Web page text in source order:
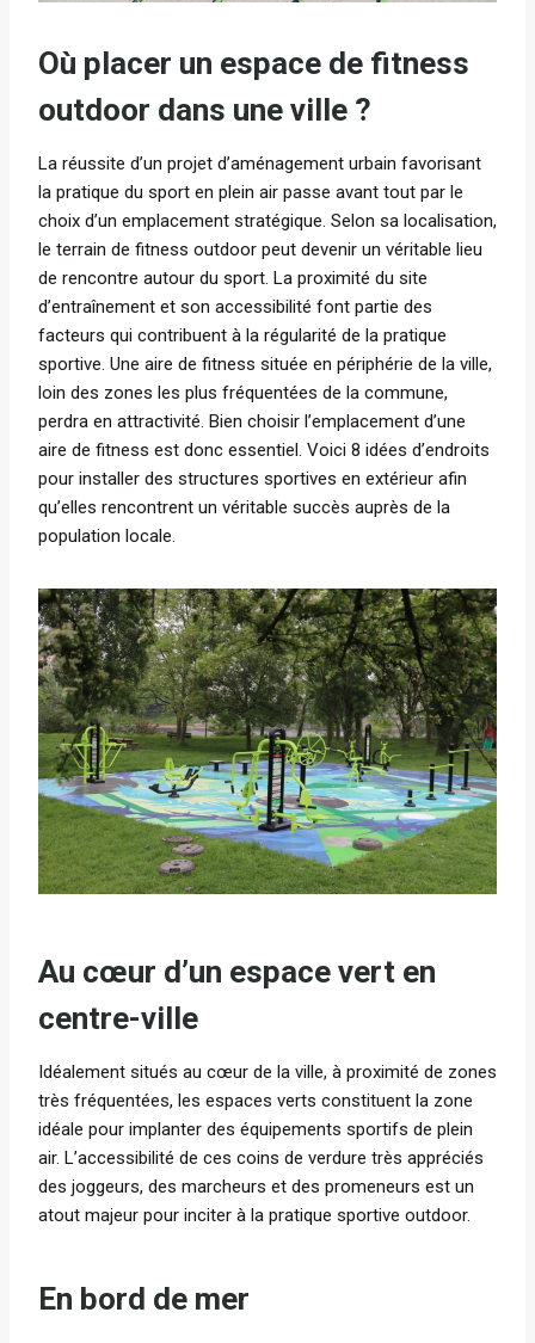
Où placer un espace de fitness
outdoor dans une ville ?
La réussite d’un projet d’aménagement urbain favorisant
la pratique du sport en plein air passe avant tout par le
choix d’un emplacement stratégique. Selon sa localisation,
le terrain de fitness outdoor peut devenir un véritable lieu
de rencontre autour du sport. La proximité du site
d’entraînement et son accessibilité font partie des
facteurs qui contribuent à la régularité de la pratique
sportive. Une aire de fitness située en périphérie de la ville,
loin des zones les plus fréquentées de la commune,
perdra en attractivité. Bien choisir l’emplacement d’une
aire de fitness est donc essentiel. Voici 8 idées d’endroits
pour installer des structures sportives en extérieur afin
qu’elles rencontrent un véritable succès auprès de la
population locale.
Au cœur d’un espace vert en
centre-ville
Idéalement situés au cœur de la ville, à proximité de zones
très fréquentées, les espaces verts constituent la zone
idéale pour implanter des équipements sportifs de plein
air. L’accessibilité de ces coins de verdure très appréciés
des joggeurs, des marcheurs et des promeneurs est un
atout majeur pour inciter à la pratique sportive outdoor.
En bord de mer